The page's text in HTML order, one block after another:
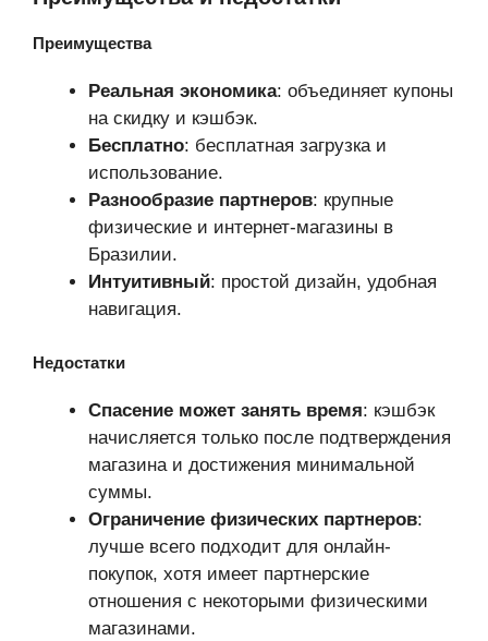
Преимущества
Реальная экономика: объединяет купоны
на скидку и кэшбэк.
Бесплатно: бесплатная загрузка и
использование.
Разнообразие партнеров: крупные
физические и интернет-магазины в
Бразилии.
Интуитивный: простой дизайн, удобная
навигация.
Недостатки
Спасение может занять время: кэшбэк
начисляется только после подтверждения
магазина и достижения минимальной
суммы.
Ограничение физических партнеров:
лучше всего подходит для онлайн-
покупок, хотя имеет партнерские
отношения с некоторыми физическими
магазинами.